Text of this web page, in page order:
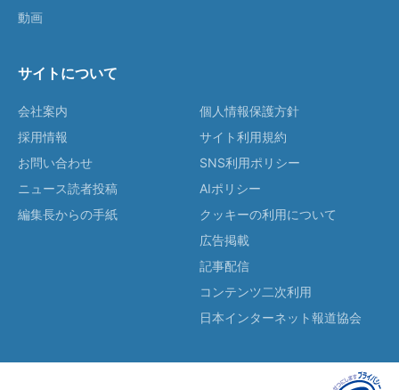
動画
サイトについて
会社案内
採用情報
お問い合わせ
ニュース読者投稿
編集長からの手紙
個人情報保護方針
サイト利用規約
SNS利用ポリシー
AIポリシー
クッキーの利用について
広告掲載
記事配信
コンテンツ二次利用
日本インターネット報道協会